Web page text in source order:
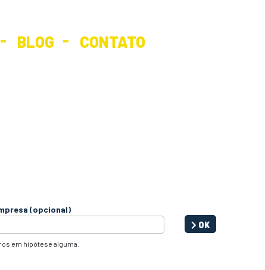
BLOG CONTATO
(opcional)
em hipótese alguma.
OK